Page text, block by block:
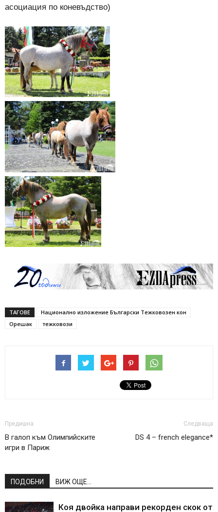
асоциация по коневъдство)
ТАГОВЕ
Национално изложение Български Тежковозен кон
Орешак
тежковози
Предишна
В галоп към Олимпийските
игри в Париж
Следваща
DS 4 – french elegance*
ПОДОБНИ ВИЖ ОЩЕ...
Коя двойка направи рекорден скок от